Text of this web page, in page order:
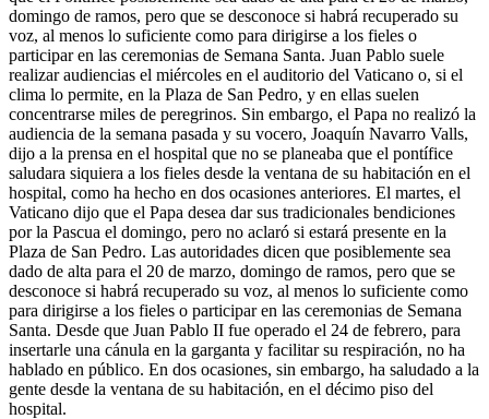
domingo de ramos, pero que se desconoce si habrá recuperado su
voz, al menos lo suficiente como para dirigirse a los fieles o
participar en las ceremonias de Semana Santa. Juan Pablo suele
realizar audiencias el miércoles en el auditorio del Vaticano o, si el
clima lo permite, en la Plaza de San Pedro, y en ellas suelen
concentrarse miles de peregrinos. Sin embargo, el Papa no realizó la
audiencia de la semana pasada y su vocero, Joaquín Navarro Valls,
dijo a la prensa en el hospital que no se planeaba que el pontífice
saludara siquiera a los fieles desde la ventana de su habitación en el
hospital, como ha hecho en dos ocasiones anteriores. El martes, el
Vaticano dijo que el Papa desea dar sus tradicionales bendiciones
por la Pascua el domingo, pero no aclaró si estará presente en la
Plaza de San Pedro. Las autoridades dicen que posiblemente sea
dado de alta para el 20 de marzo, domingo de ramos, pero que se
desconoce si habrá recuperado su voz, al menos lo suficiente como
para dirigirse a los fieles o participar en las ceremonias de Semana
Santa. Desde que Juan Pablo II fue operado el 24 de febrero, para
insertarle una cánula en la garganta y facilitar su respiración, no ha
hablado en público. En dos ocasiones, sin embargo, ha saludado a la
gente desde la ventana de su habitación, en el décimo piso del
hospital.